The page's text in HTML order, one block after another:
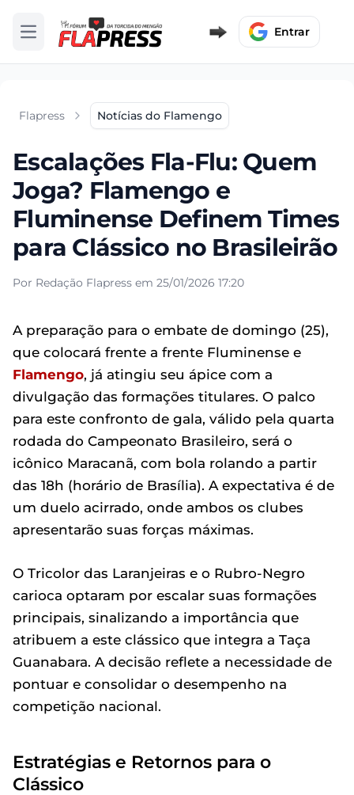
Abrir menu Entrar
Flapress Notícias do Flamengo
Escalações Fla-Flu: Quem
Joga? Flamengo e
Fluminense Definem Times
para Clássico no Brasileirão
Por Redação Flapress em 25/01/2026 17:20
A preparação para o embate de domingo (25),
que colocará frente a frente Fluminense e
Flamengo, já atingiu seu ápice com a
divulgação das formações titulares. O palco
para este confronto de gala, válido pela quarta
rodada do Campeonato Brasileiro, será o
icônico Maracanã, com bola rolando a partir
das 18h (horário de Brasília). A expectativa é de
um duelo acirrado, onde ambos os clubes
apresentarão suas forças máximas.
O Tricolor das Laranjeiras e o Rubro-Negro
carioca optaram por escalar suas formações
principais, sinalizando a importância que
atribuem a este clássico que integra a Taça
Guanabara. A decisão reflete a necessidade de
pontuar e consolidar o desempenho na
competição nacional.
Estratégias e Retornos para o
Clássico